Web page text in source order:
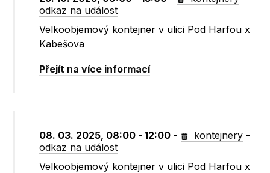
odkaz na událost
Velkoobjemový kontejner v ulici Pod Harfou x
Kabešova
Přejít na více informací
08. 03. 2025, 08:00 - 12:00 - kontejnery -
odkaz na událost
Velkoobjemový kontejner v ulici Pod Harfou x